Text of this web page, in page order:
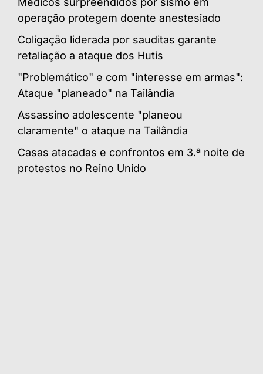
operação protegem doente anestesiado
Coligação liderada por sauditas garante
retaliação a ataque dos Hutis
"Problemático" e com "interesse em armas":
Ataque "planeado" na Tailândia
Assassino adolescente "planeou
claramente" o ataque na Tailândia
Casas atacadas e confrontos em 3.ª noite de
protestos no Reino Unido